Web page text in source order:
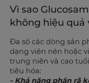
Vì sao
không hiệu quả
Đa số các dòng sản
dạng viên nén hoặc
trung niên và cao
tiêu hóa:
- Khả năng phân rã